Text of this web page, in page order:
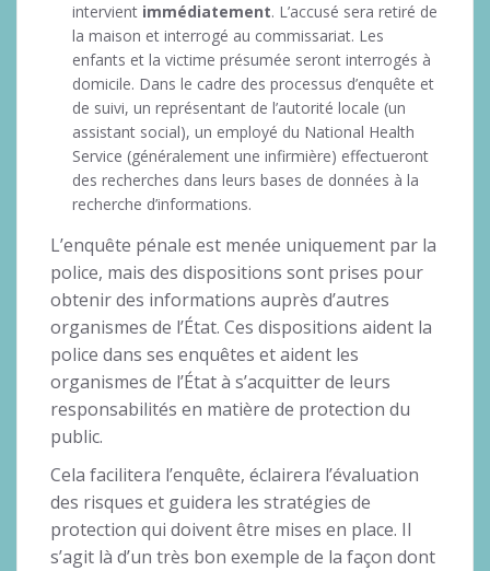
intervient immédiatement. L’accusé sera retiré de
la maison et interrogé au commissariat. Les
enfants et la victime présumée seront interrogés à
domicile. Dans le cadre des processus d’enquête et
de suivi, un représentant de l’autorité locale (un
assistant social), un employé du National Health
Service (généralement une infirmière) effectueront
des recherches dans leurs bases de données à la
recherche d’informations.
L’enquête pénale est menée uniquement par la
police, mais des dispositions sont prises pour
obtenir des informations auprès d’autres
organismes de l’État. Ces dispositions aident la
police dans ses enquêtes et aident les
organismes de l’État à s’acquitter de leurs
responsabilités en matière de protection du
public.
Cela facilitera l’enquête, éclairera l’évaluation
des risques et guidera les stratégies de
protection qui doivent être mises en place. Il
s’agit là d’un très bon exemple de la façon dont